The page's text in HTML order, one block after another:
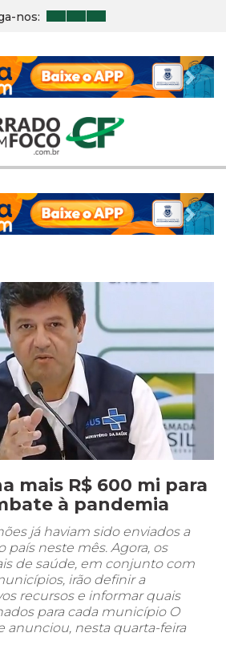
nos:
Next
Next
mais R$ 600 mi para
à pandemia
já haviam sido enviados a
país neste mês. Agora, os
de saúde, em conjunto com
irão definir a
recursos e informar quais
para cada município O
anunciou, nesta quarta-feira